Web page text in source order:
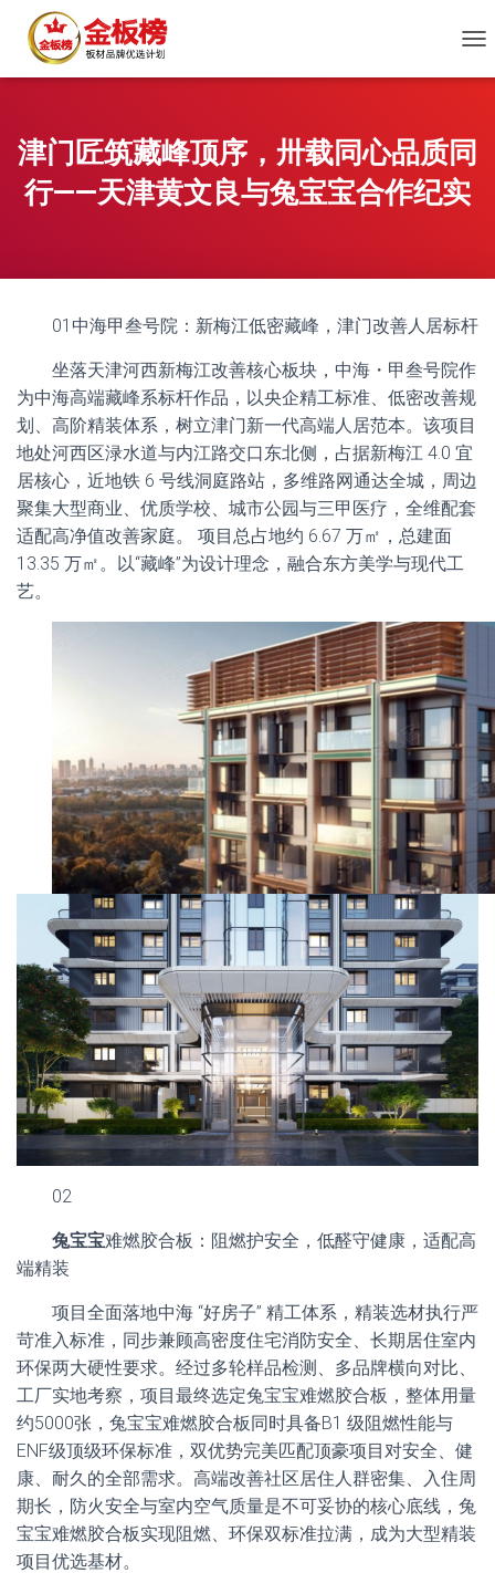
换
津门匠筑藏峰顶序，卅载同心品质同
行——天津黄文良与兔宝宝合作纪实
01中海甲叁号院：新梅江低密藏峰，津门改善人居标杆
坐落天津河西新梅江改善核心板块，中海・甲叁号院作
为中海高端藏峰系标杆作品，以央企精工标准、低密改善规
划、高阶精装体系，树立津门新一代高端人居范本。该项目
地处河西区渌水道与内江路交口东北侧，占据新梅江 4.0 宜
居核心，近地铁 6 号线洞庭路站，多维路网通达全城，周边
聚集大型商业、优质学校、城市公园与三甲医疗，全维配套
适配高净值改善家庭。 项目总占地约 6.67 万㎡，总建面
13.35 万㎡。以“藏峰”为设计理念，融合东方美学与现代工
艺。
02
兔宝宝难燃胶合板：阻燃护安全，低醛守健康，适配高
端精装
项目全面落地中海 “好房子” 精工体系，精装选材执行严
苛准入标准，同步兼顾高密度住宅消防安全、长期居住室内
环保两大硬性要求。经过多轮样品检测、多品牌横向对比、
工厂实地考察，项目最终选定兔宝宝难燃胶合板，整体用量
约5000张，兔宝宝难燃胶合板同时具备B1 级阻燃性能与
ENF级顶级环保标准，双优势完美匹配顶豪项目对安全、健
康、耐久的全部需求。高端改善社区居住人群密集、入住周
期长，防火安全与室内空气质量是不可妥协的核心底线，兔
宝宝难燃胶合板实现阻燃、环保双标准拉满，成为大型精装
项目优选基材。